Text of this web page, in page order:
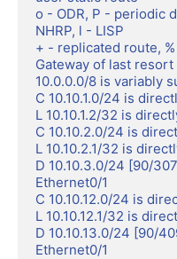
o - ODR, P - periodic
NHRP, l - LISP
+ - replicated route,
Gateway of last
10.0.0.0/8 is variably
C 10.10.1.0/24 is
L 10.10.1.2/32 is
C 10.10.2.0/24 is
L 10.10.2.1/32 is
D 10.10.3.0/24 [90/
Ethernet0/1
C 10.10.12.0/24 is
L 10.10.12.1/32 is
D 10.10.13.0/24 [90/
Ethernet0/1